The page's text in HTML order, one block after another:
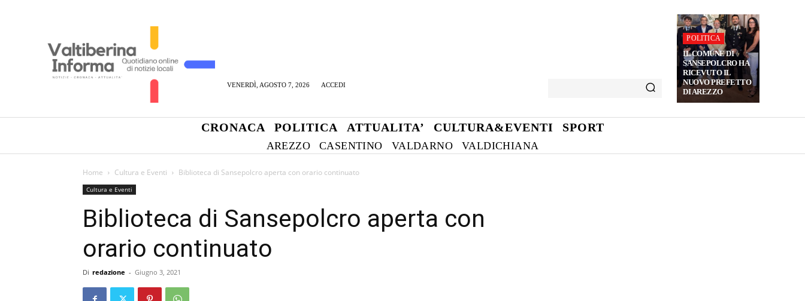
VENERDÌ, AGOSTO 7, 2026 ACCEDI
POLITICA
IL COMUNE DI
SANSEPOLCRO HA
RICEVUTO IL
NUOVO PREFETTO
DI AREZZO
CRONACA POLITICA ATTUALITA’ CULTURA&EVENTI SPORT
AREZZO CASENTINO VALDARNO VALDICHIANA
Home Cultura e Eventi Biblioteca di Sansepolcro aperta con orario continuato
Cultura e Eventi
Biblioteca di Sansepolcro aperta con
orario continuato
Di redazione - Giugno 3, 2021